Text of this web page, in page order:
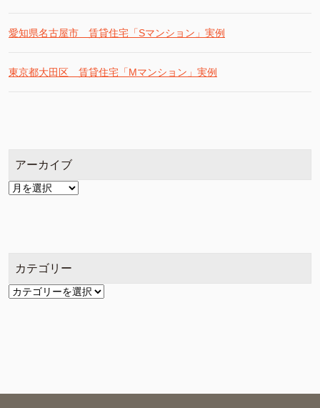
愛知県名古屋市 賃貸住宅「Sマンション」実例
東京都大田区 賃貸住宅「Mマンション」実例
アーカイブ
ア
カテゴリー
カ